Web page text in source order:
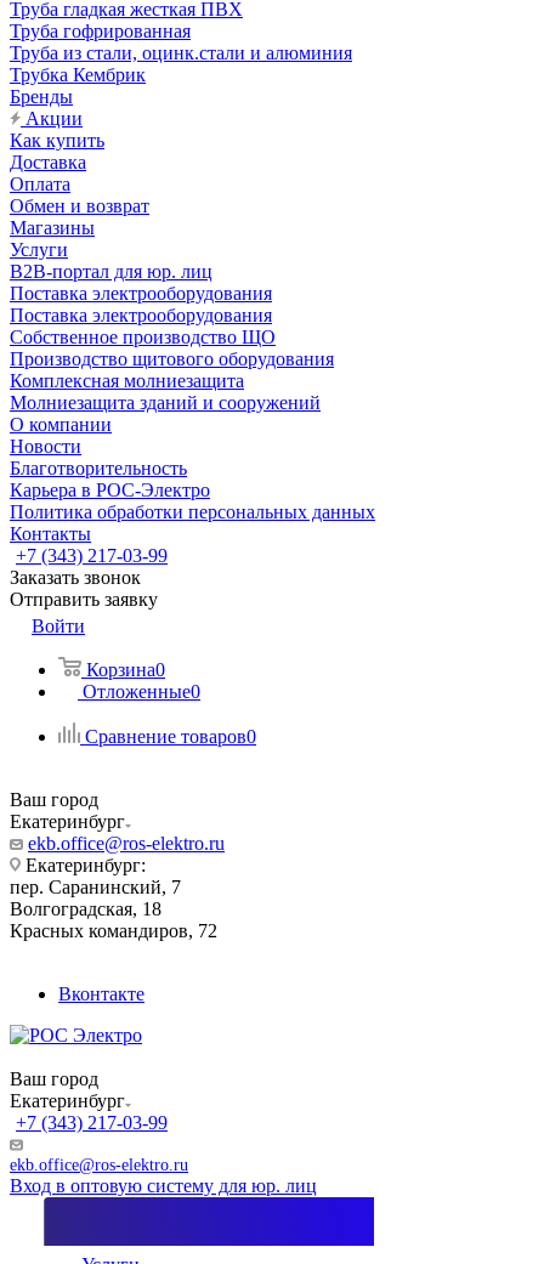
Труба гладкая жесткая ПВХ
Труба гофрированная
Труба из стали, оцинк.стали и алюминия
Трубка Кембрик
Бренды
Акции
Как купить
Доставка
Оплата
Обмен и возврат
Магазины
Услуги
B2B-портал для юр. лиц
Поставка электрооборудования
Поставка электрооборудования
Собственное производство ЩО
Производство щитового оборудования
Комплексная молниезащита
Молниезащита зданий и сооружений
О компании
Новости
Благотворительность
Карьера в РОС-Электро
Политика обработки персональных данных
Контакты
+7 (343) 217-03-99
Заказать звонок
Отправить заявку
Войти
Корзина0
Отложенные0
Сравнение товаров0
Ваш город
Екатеринбург
ekb.office@ros-elektro.ru
Екатеринбург:
пер. Саранинский, 7
Волгоградская, 18
Красных командиров, 72
Вконтакте
Ваш город
Екатеринбург
+7 (343) 217-03-99
ekb.office@ros-elektro.ru
Вход в оптовую систему для юр. лиц